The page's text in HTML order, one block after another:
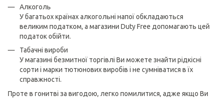
Алкоголь
У багатьох країнах алкогольні напої обкладаються
великим податком, а магазини Duty Free допомагають цей
податок обійти.
Табачні вироби
У магазині безмитної торгівлі Ви можете знайти рідкісні
сорти і марки тютюнових виробів і не сумніватися в їх
справжності.
Проте в гонитві за вигодою, легко помилитися, адже якщо Ви